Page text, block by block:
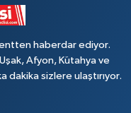
haberdar ediyor.
Afyon, Kütahya ve
dakika sizlere ulaştırıyor.